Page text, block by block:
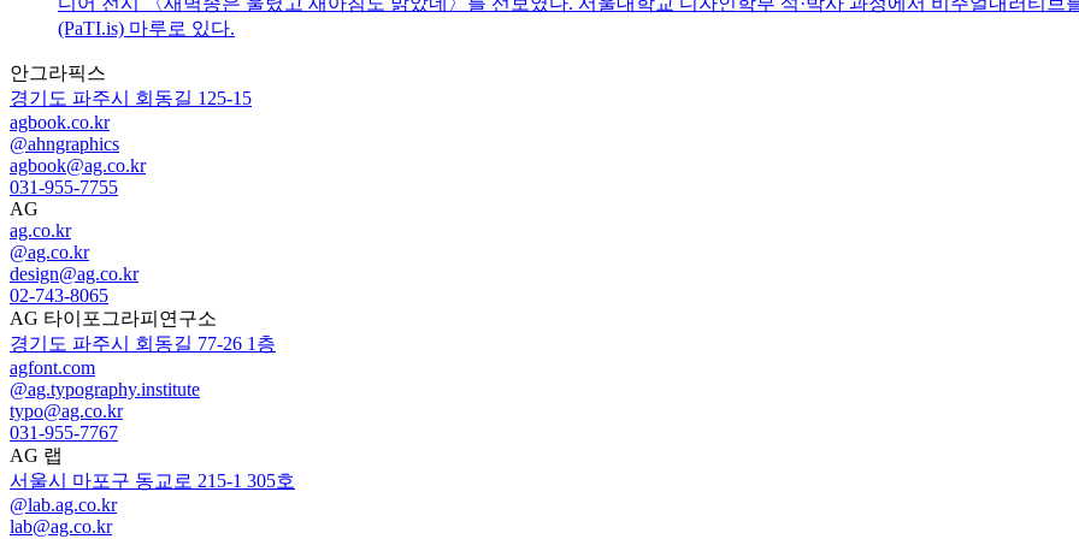
(PaTI.is) 마루로 있다.
안그라픽스
경기도 파주시 회동길 125-15
agbook.co.kr
@ahngraphics
agbook@ag.co.kr
031-955-7755
AG
ag.co.kr
@ag.co.kr
design@ag.co.kr
02-743-8065
AG 타이포그라피연구소
경기도 파주시 회동길 77-26 1층
agfont.com
@ag.typography.institute
typo@ag.co.kr
031-955-7767
AG 랩
서울시 마포구 동교로 215-1 305호
@lab.ag.co.kr
lab@ag.co.kr